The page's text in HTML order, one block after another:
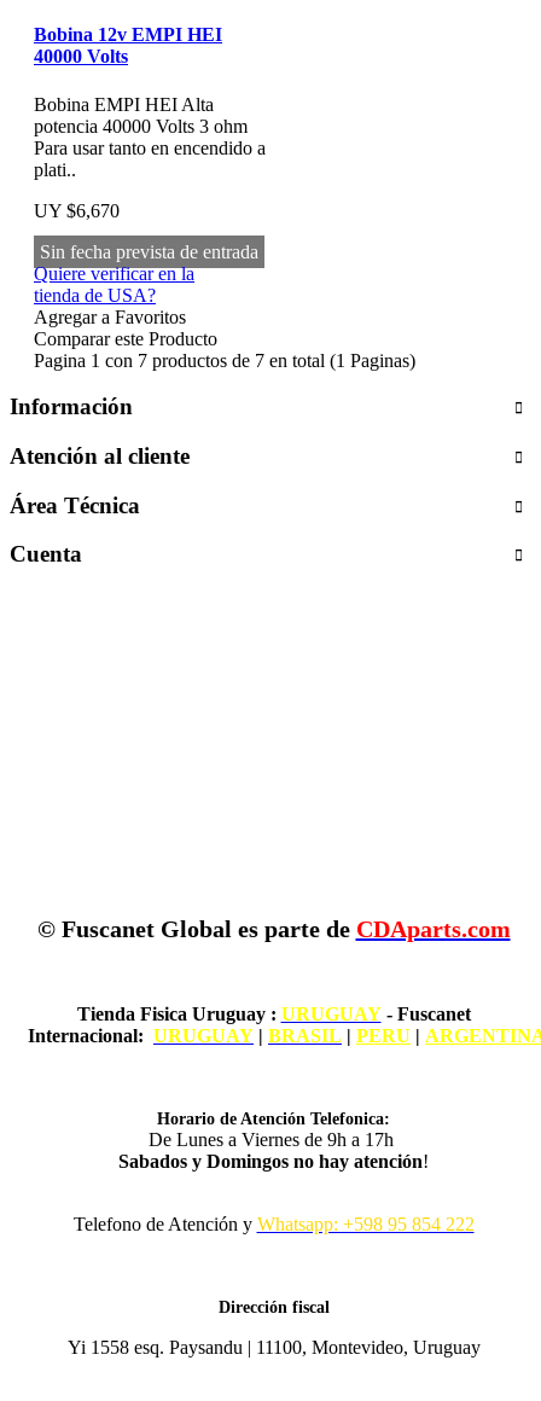
Bobina 12v EMPI HEI
40000 Volts
Bobina EMPI HEI Alta
potencia 40000 Volts 3 ohm
Para usar tanto en encendido a
plati..
UY $6,670
Sin fecha prevista de entrada
Quiere verificar en la
tienda de USA?
Agregar a Favoritos
Comparar este Producto
Pagina 1 con 7 productos de 7 en total (1 Paginas)
Información
Atención al cliente
Área Técnica
Cuenta
© Fuscanet Global es parte de CDAparts.com
Tienda Fisica Uruguay: URUGUAY- Fuscanet
Internacional: URUGUAY | BRASIL | PERU |
Horario de Atención Telefonica:
De Lunes a Viernes de 9h a 17h
Sabados y Domingos no hay atención!
Telefono de Atención y Whatsapp: +598 95 854 222
Dirección fiscal
Yi 1558 esq. Paysandu | 11100, Montevideo, Uruguay